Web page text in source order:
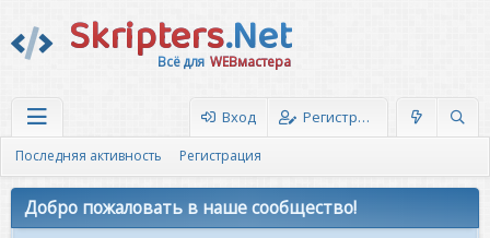
Skripters.Net
Всё для WEBмастера
Вход Регистрация
Последняя активность Регистрация
Добро пожаловать в наше сообщество!